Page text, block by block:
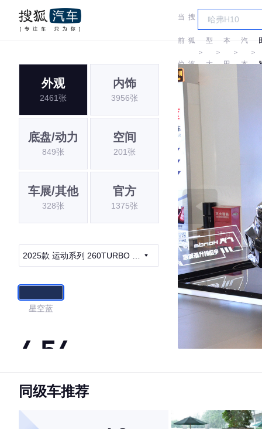
当
前
位
置:
搜
狐
汽
＞
车
型
大
＞
本
田
＞
汽
本
＞
外观
2461张
内饰
3956张
底盘/动力
849张
空间
201张
车展/其他
328张
官方
1375张
2025款 运动系列 260TURBO 豪
星空蓝
4.54
·外观表现一般，低于74%同级车
·空间表现较为优秀，优于73%同级车
同级车推荐